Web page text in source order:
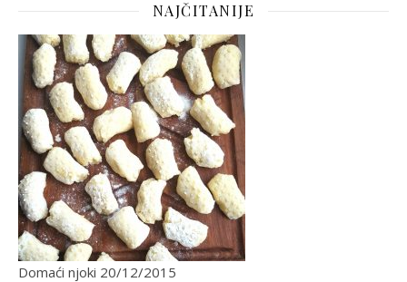
NAJČITANIJE
Domaći njoki 20/12/2015